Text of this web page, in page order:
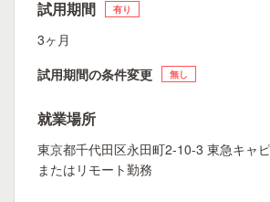
試用期間 有り
3ヶ月
試用期間の条件変更
無し
就業場所
東京都千代田区永田町2-10-3 東急キャ
またはリモート勤務